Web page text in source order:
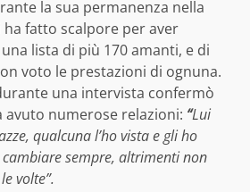
la sua permanenza nella
ha fatto scalpore per aver
lista di più 170 amanti, e di
voto le prestazioni di ognuna.
una intervista confermò
avuto numerose relazioni: “Lui
qualcuna l’ho vista e gli ho
sempre, altrimenti non
volte”.